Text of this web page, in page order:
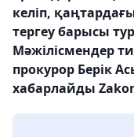
келіп,
тергеу барысы
Мәжілісмендер
прокурор Берік
хабарлайды